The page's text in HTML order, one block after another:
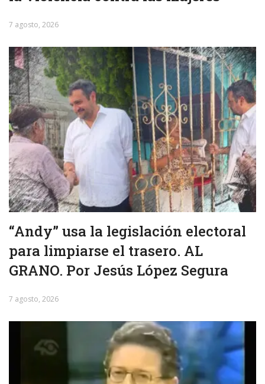
7 agosto, 2026
“Andy” usa la legislación electoral
para limpiarse el trasero. AL
GRANO. Por Jesús López Segura
7 agosto, 2026